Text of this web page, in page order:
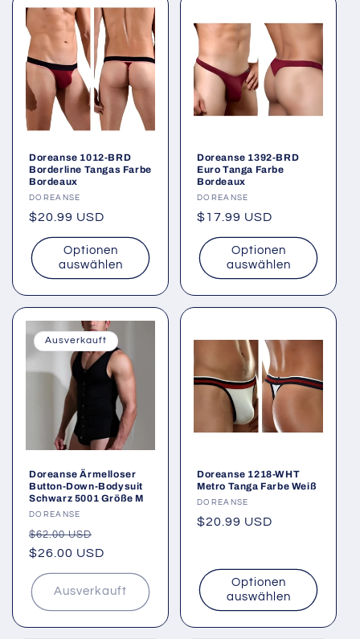
Doreanse 1012-BRD
Borderline Tangas Farbe
Bordeaux
Anbieter:
DOREANSE
Normaler
Preis
$20.99 USD
Optionen
auswählen
Doreanse 1392-BRD
Euro Tanga Farbe
Bordeaux
Anbieter:
DOREANSE
Normaler
Preis
$17.99 USD
Optionen
auswählen
Ausverkauft
Doreanse Ärmelloser
Button-Down-Bodysuit
Schwarz 5001 Größe M
Anbieter:
DOREANSE
Normaler
Preis
$62.00 USD
$26.00 USD
Ausverkauft
Doreanse 1218-WHT
Metro Tanga Farbe Weiß
Anbieter:
DOREANSE
Normaler
$20.99 USD
Optionen
auswählen